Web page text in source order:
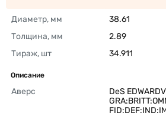
Диаметр, мм
38.61
Толщина, мм
2.89
Тираж, шт
34.911
Описание
Аверс
DeS